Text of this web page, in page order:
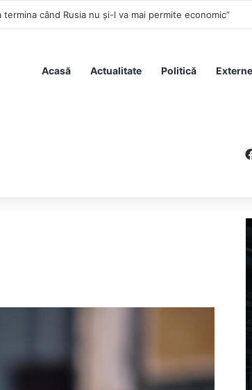
când Rusia nu și-l va mai permite economic”
Acasă Actualitate Politică Externe